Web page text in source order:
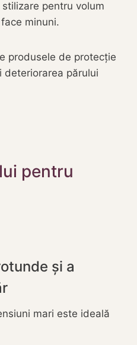
pentru volum
minuni.
produsele de protecție
deteriorarea părului
pentru
și a
mari este ideală